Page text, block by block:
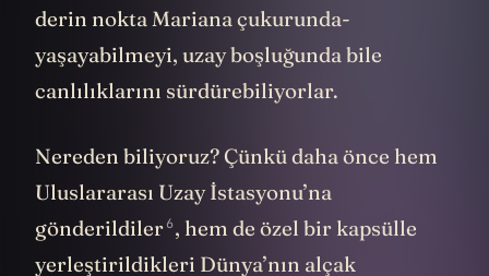
derin nokta Mariana çukurunda-
yaşayabilmeyi, uzay boşluğunda bile
canlılıklarını sürdürebiliyorlar.
Nereden biliyoruz? Çünkü daha önce hem
Uluslararası Uzay İstasyonu’na
gönderildiler6, hem de özel bir kapsülle
yerleştirildikleri Dünya’nın alçak